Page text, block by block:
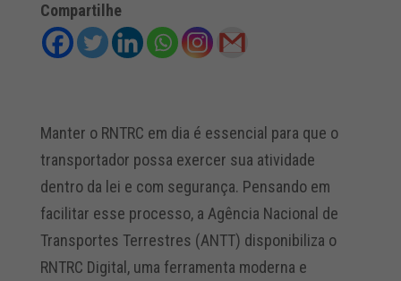
Compartilhe
Manter o RNTRC em dia é essencial para que o
transportador possa exercer sua atividade
dentro da lei e com segurança. Pensando em
facilitar esse processo, a Agência Nacional de
Transportes Terrestres (ANTT) disponibiliza o
RNTRC Digital, uma ferramenta moderna e